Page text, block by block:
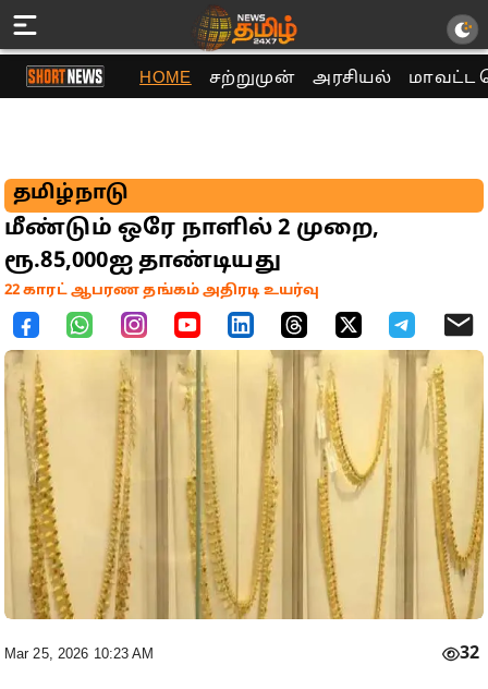
HOME சற்றுமுன் அரசியல் மாவட்ட
தமிழ்நாடு
மீண்டும் ஒரே நாளில் 2 முறை,
ரூ.85,000ஐ தாண்டியது
22 காரட் ஆபரண தங்கம் அதிரடி உயர்வு
Mar 25, 2026 10:23 AM 32